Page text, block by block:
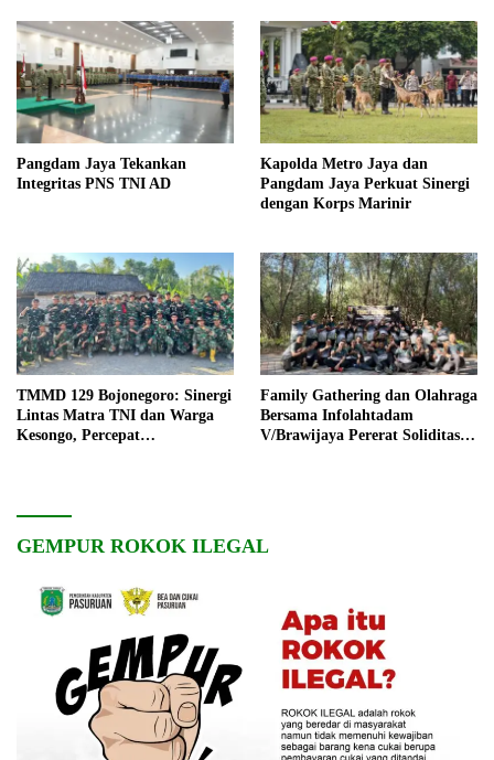
Pangdam Jaya Tekankan
Integritas PNS TNI AD
Kapolda Metro Jaya dan
Pangdam Jaya Perkuat Sinergi
dengan Korps Marinir
TMMD 129 Bojonegoro: Sinergi
Lintas Matra TNI dan Warga
Kesongo, Percepat
Family Gathering dan Olahraga
Bersama Infolahtadam
V/Brawijaya Pererat Soliditas
GEMPUR ROKOK ILEGAL